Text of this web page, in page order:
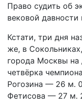
Право судить об
вековой давности
Кстати, три дня
же, в
города Москвы на
четвёрка
Рогозина — 26 м.
Фетисова — 27 м.